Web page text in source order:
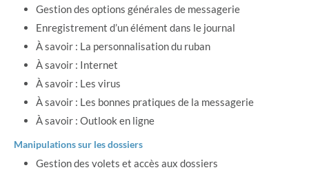
Gestion des options générales de messagerie
Enregistrement d’un élément dans le journal
À savoir : La personnalisation du ruban
À savoir : Internet
À savoir : Les virus
À savoir : Les bonnes pratiques de la messagerie
À savoir : Outlook en ligne
Manipulations sur les dossiers
Gestion des volets et accès aux dossiers